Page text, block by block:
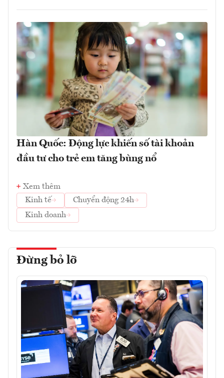
Hàn Quốc: Động lực khiến số tài khoản
đầu tư cho trẻ em tăng bùng nổ
Xem thêm
Kinh tế
Chuyển động 24h
Kinh doanh
Đừng bỏ lỡ